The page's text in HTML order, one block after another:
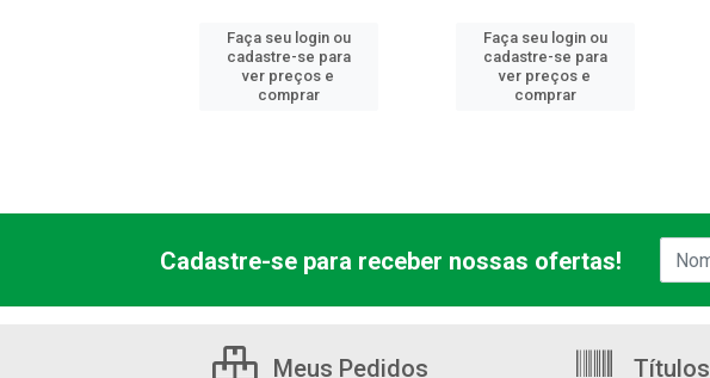
Faça seu login ou
cadastre-se para
ver preços e
comprar
Faça seu login ou
cadastre-se para
ver preços e
comprar
Cadastre-se para receber nossas ofertas!
Meus Pedidos Títulos